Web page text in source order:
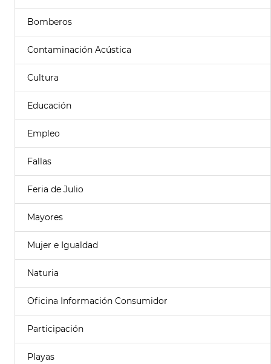
Bomberos
Contaminación Acústica
Cultura
Educación
Empleo
Fallas
Feria de Julio
Mayores
Mujer e Igualdad
Naturia
Oficina Información Consumidor
Participación
Playas